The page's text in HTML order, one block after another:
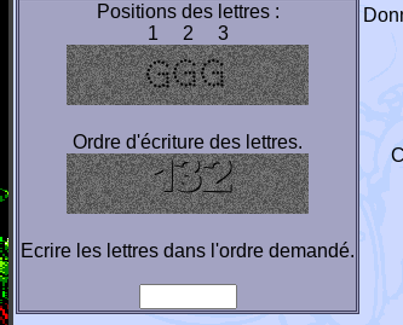
Positions des lettres :
1 2 3
Ordre d'écriture des lettres.
Ecrire les lettres dans l'ordre demandé.